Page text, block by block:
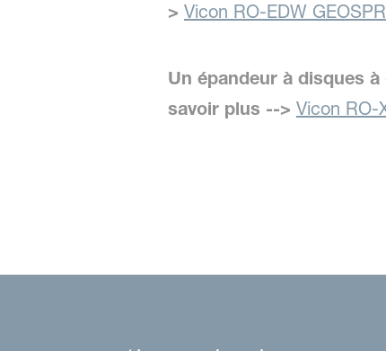
> Vicon RO-EDW
Un épandeur à disques
savoir plus --> Vicon RO-